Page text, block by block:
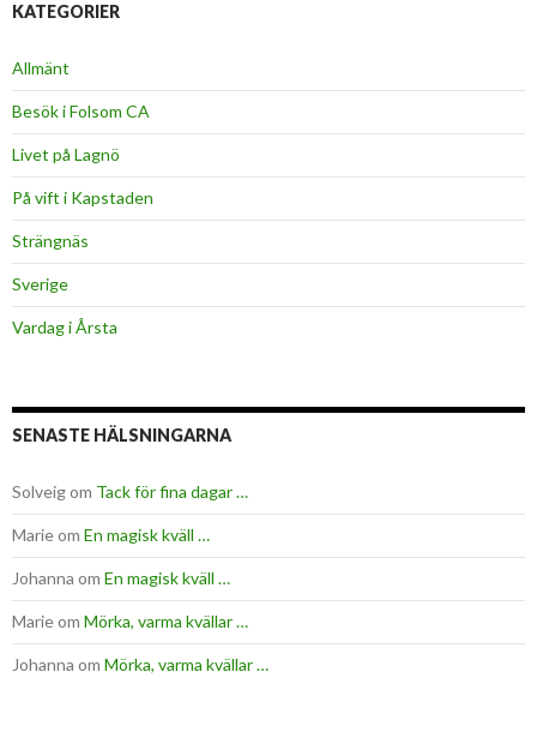
KATEGORIER
Allmänt
Besök i Folsom CA
Livet på Lagnö
På vift i Kapstaden
Strängnäs
Sverige
Vardag i Årsta
SENASTE HÄLSNINGARNA
Solveigom Tack för fina dagar …
Marieom En magisk kväll …
Johanna om En magisk kväll …
Marieom Mörka, varma kvällar …
Johanna om Mörka, varma kvällar …